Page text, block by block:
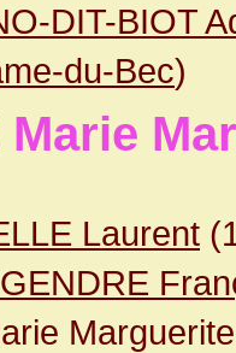
DIT-BIOT
du-Bec)
Marie
Laurent
Marguerite